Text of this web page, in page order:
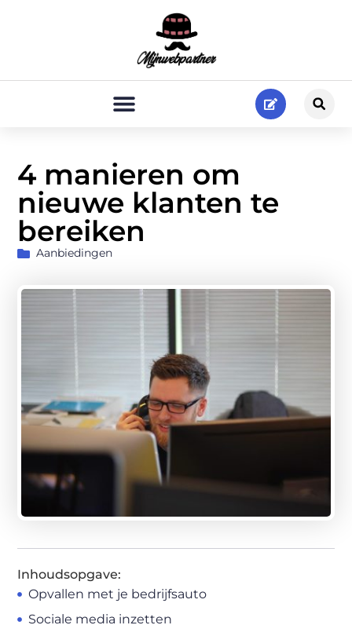
4 manieren om
nieuwe klanten te
bereiken
Aanbiedingen
Inhoudsopgave:
Opvallen met je bedrijfsauto
Sociale media inzetten